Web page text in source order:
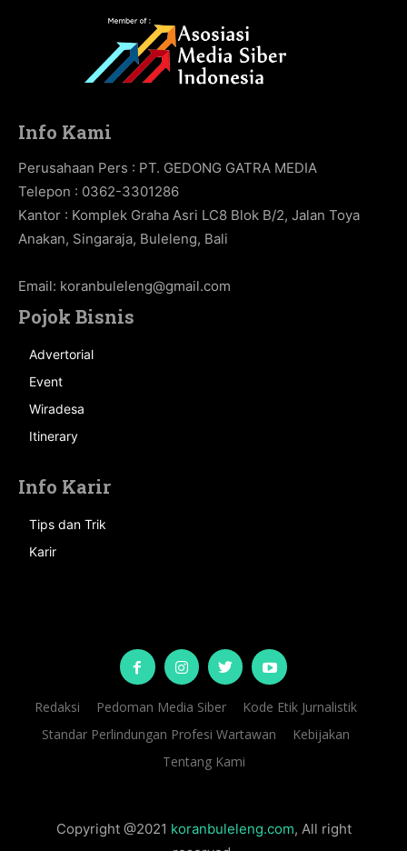
Info Kami
Perusahaan Pers : PT. GEDONG GATRA MEDIA
Telepon : 0362-3301286
Kantor : Komplek Graha Asri LC8 Blok B/2, Jalan Toya
Anakan, Singaraja, Buleleng, Bali
Email: koranbuleleng@gmail.com
Pojok Bisnis
Advertorial
Event
Wiradesa
Itinerary
Info Karir
Tips dan Trik
Karir
Redaksi Pedoman Media Siber
Kode Etik Jurnalistik
Standar Perlindungan Profesi Wartawan
Kebijakan
Tentang Kami
Copyright @2021 koranbuleleng.com, All right